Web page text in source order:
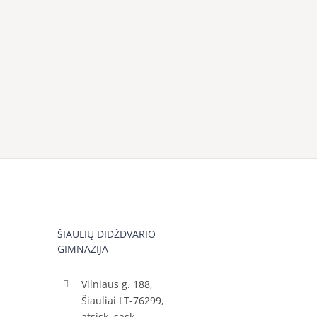
ŠIAULIŲ DIDŽDVARIO
GIMNAZIJA
Vilniaus g. 188,
Šiauliai LT-76299,